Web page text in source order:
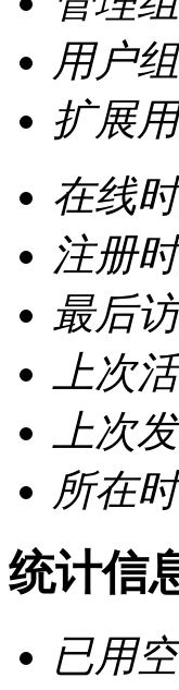
用户组
扩展
在线
注册
最后
上次
上次
所在
统计信
已用